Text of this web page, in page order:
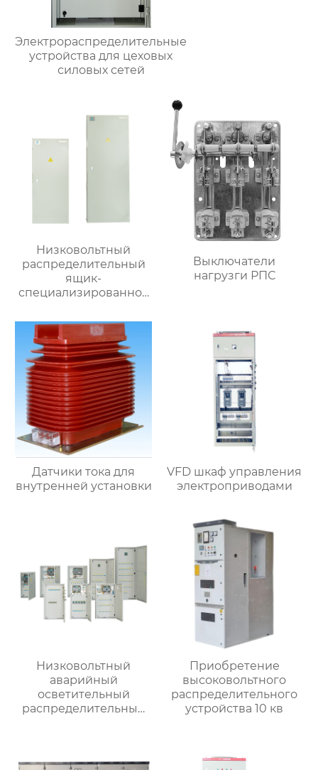
Электрораспределительные
устройства для цеховых
силовых сетей
Низковольтный
распределительный
ящик-
специализированное
Выключатели
нагрузги РПС
Датчики тока для
внутренней установки
VFD шкаф управления
электроприводами
Низковольтный
аварийный
осветительный
распределительный
Приобретение
высоковольтного
распределительного
устройства 10 кв